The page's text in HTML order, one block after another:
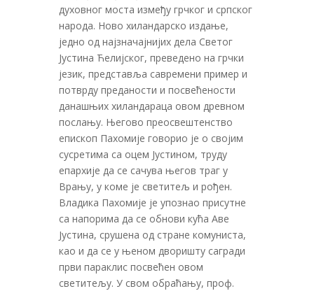
духовног моста између грчког и српског
народа. Ново хиландарско издање,
једно од најзначајнијих дела Светог
Јустина Ћелијског, преведено на грчки
језик, представља савремени пример и
потврду преданости и посвећености
данашњих хиландараца овом древном
послању. Његово преосвештенство
епископ Пахомије говорио је о својим
сусретима са оцем Јустином, труду
епархије да се сачува његов траг у
Врању, у коме је светитељ и рођен.
Владика Пахомије је упознао присутне
са напорима да се обнови кућа Аве
Јустина, срушена од стране комуниста,
као и да се у њеном дворишту сагради
први параклис посвећен овом
светитељу. У свом обраћању, проф.